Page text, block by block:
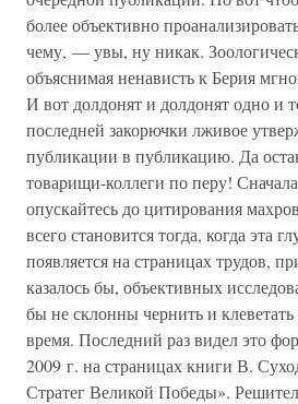
более объективно
чему, — увы, ну никак.
объяснимая ненависть к Берия
И вот долдонят и долдонят одно и
последней закорючки лживое
публикации в публикацию. Да
товарищи-коллеги по перу!
опускайтесь до цитирования
всего становится тогда, когда эта
появляется на страницах трудов,
казалось бы, объективных
бы не склонны чернить и
время. Последний раз видел это
2009 г. на страницах книги В.
Стратег Великой Победы».